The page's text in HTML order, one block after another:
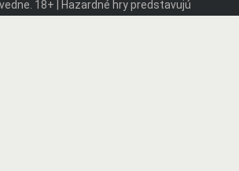
18+ | Hazardné hry predstavujú